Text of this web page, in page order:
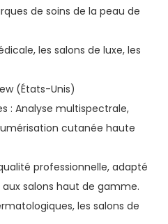
de soins de la peau de
les salons de luxe, les
(États-Unis)
: Analyse multispectrale,
cutanée haute
professionnelle, adapté
salons haut de gamme.
les salons de